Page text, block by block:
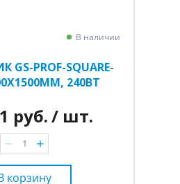
В наличии
PROF-SQUARE-
240ВТ
руб./ шт.
корзину